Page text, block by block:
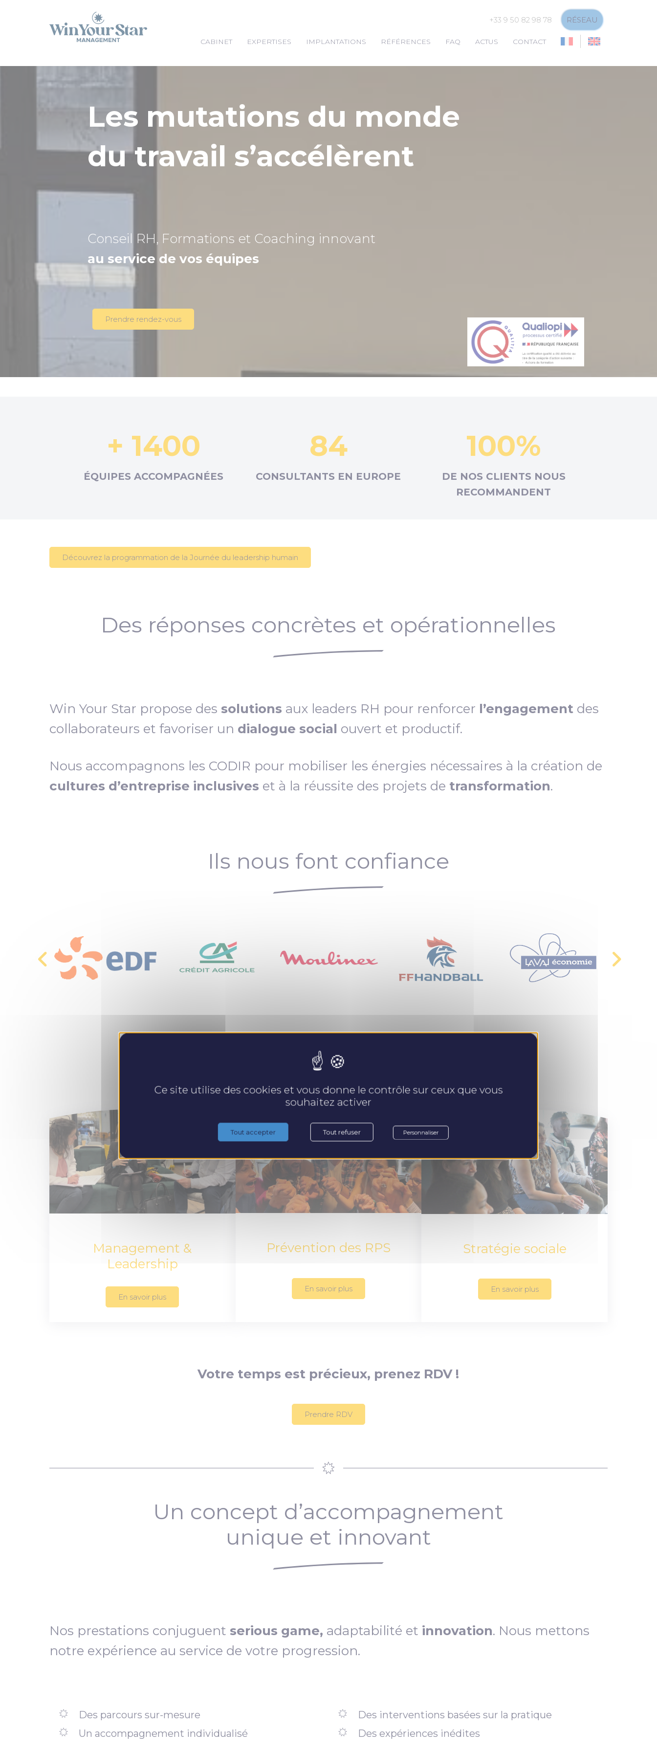
+33 9 50 82 98 78 RÉSEAU
CABINET EXPERTISES IMPLANTATIONS RÉFÉRENCES FAQ ACTUS CONTACT
Les mutations du monde
du travail s’accélèrent
Conseil RH, Formations et Coaching innovant
au service de vos équipes
Prendre rendez-vous
+ 1400
ÉQUIPES ACCOMPAGNÉES
84
CONSULTANTS EN EUROPE
100%
DE NOS CLIENTS NOUS
RECOMMANDENT
Découvrez la programmation de la Journée du leadership humain
Des réponses concrètes et opérationnelles
Win Your Star propose des solutions aux leaders RH pour renforcer l’engagement des
collaborateurs et favoriser un dialogue social ouvert et productif.
Nous accompagnons les CODIR pour mobiliser les énergies nécessaires à la création de
cultures d’entreprise inclusives et à la réussite des projets de transformation.
Ils nous font confiance
Nos expertises
Management &
Leadership
En savoir plus
Prévention des RPS
En savoir plus
Stratégie sociale
En savoir plus
Votre temps est précieux, prenez RDV !
Prendre RDV
Un concept d’accompagnement
unique et innovant
Nos prestations conjuguent serious game, adaptabilité et innovation. Nous mettons
notre expérience au service de votre progression.
Des parcours sur-mesure
Un accompagnement individualisé
Des interventions basées sur la pratique
Des expériences inédites
Ce site utilise des cookies et vous donne le contrôle sur ceux que vous
souhaitez activer
Tout accepter Tout refuser Personnaliser